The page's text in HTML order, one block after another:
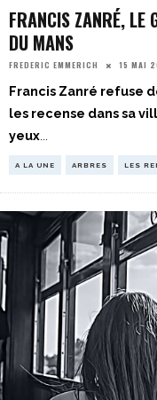
FRANCIS ZANRÉ, LE
DU MANS
FREDERIC EMMERICH 15 MAI
Francis Zanré refuse
les recense dans sa
yeux
A LA UNE ARBRES LES